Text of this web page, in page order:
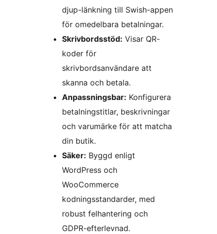
djup-länkning till Swish-appen
för omedelbara betalningar.
Skrivbordsstöd: Visar QR-
koder för
skrivbordsanvändare att
skanna och betala.
Anpassningsbar: Konfigurera
betalningstitlar, beskrivningar
och varumärke för att matcha
din butik.
Säker: Byggd enligt
WordPress och
WooCommerce
kodningsstandarder, med
robust felhantering och
GDPR-efterlevnad.